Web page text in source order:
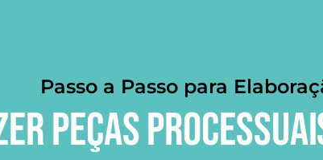
Passo a Passo para
PEÇAS